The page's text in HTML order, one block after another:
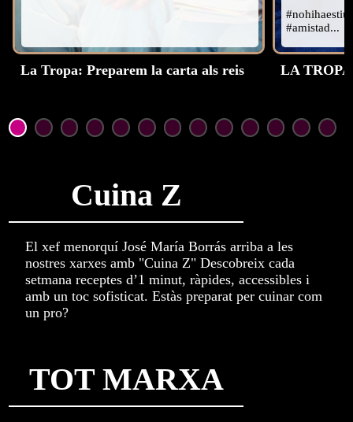
La Tropa: Preparem la carta als reis
#amistad...
LA
Cuina Z
El xef menorquí José María Borrás arriba a les
nostres xarxes amb "Cuina Z" Descobreix cada
setmana receptes d’1 minut, ràpides, accessibles i
amb un toc sofisticat. Estàs preparat per cuinar com
un pro?
TOT MARXA